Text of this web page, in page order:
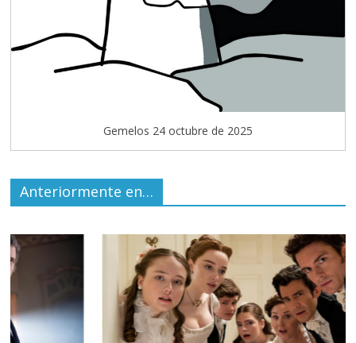
Gemelos 24 octubre de 2025
Anteriormente en…